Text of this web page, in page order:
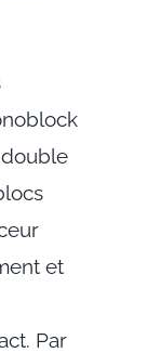
et
Par